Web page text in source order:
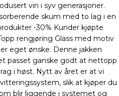
vin i syv generasjoner.
skum med to lag i en
-30% Kunder kjøpte
rengjøring Glass med motiv
eget ønske. Denne jakken
passet ganske godt at nettopp
i høst. Nytt av året er at vi
slik at kjøper du
blir liggende i systemet og